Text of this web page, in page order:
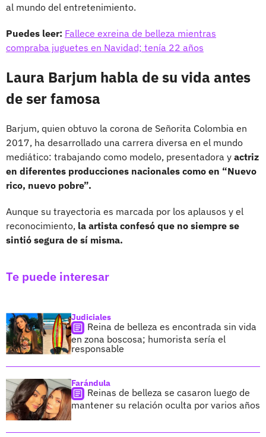
al mundo del entretenimiento.
Puedes leer: Fallece exreina de belleza mientras
compraba juguetes en Navidad; tenía 22 años
Laura Barjum habla de su vida antes
de ser famosa
Barjum, quien obtuvo la corona de Señorita Colombia en
2017, ha desarrollado una carrera diversa en el mundo
mediático: trabajando como modelo, presentadora y actriz
en diferentes producciones nacionales como en “Nuevo
rico, nuevo pobre”.
Aunque su trayectoria es marcada por los aplausos y el
reconocimiento, la artista confesó que no siempre se
sintió segura de sí misma.
Te puede interesar
Judiciales
Reina de belleza es encontrada sin vida
en zona boscosa; humorista sería el
responsable
Farándula
Reinas de belleza se casaron luego de
mantener su relación oculta por varios años